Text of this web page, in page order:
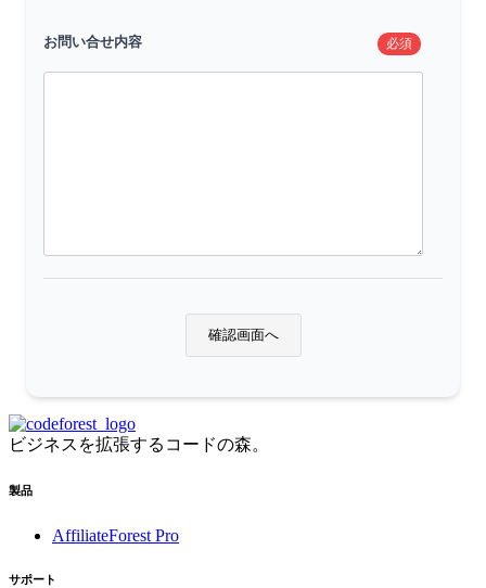
お問い合せ内容 必須
ビジネスを拡張するコードの森。
製品
AffiliateForest Pro
サポート